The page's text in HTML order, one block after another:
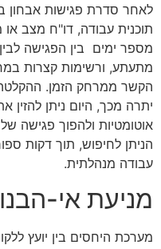
לאחר סדרת פגישות אבחון
תוכנית עבודה, דו"ח מצב
מספר ימים בין הפגישה
מתעתע, ורשימות קצרות
הקשר ממרחק הזמן. ההקלטה
יתרה מכך, היום ניתן להזין
אוטומטיות ולהפוך פגישה
הניתן לחיפוש, תוך דקות
עבודה מנהלתית.
מניעת אי-
מערכת היחסים בין יועץ